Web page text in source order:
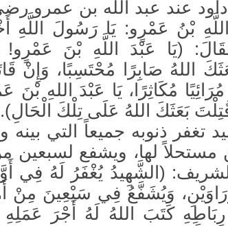
عند عبد الله بن عمرو
بْنُ عَمْرٍو: يَا رَسُولَ اللَّهِ
(يَا عَبْدَ اللَّهِ بْنَ عَمْرٍو!
اللهُ صَابِرًا مُحْتَسِبًا، وَإِنْ
مُرَائِيًا مُكَاثِرًا، يَا عَبْدَ اللهِ
بَعَثَكَ اللهُ عَلَى تِلْكَ الْحَالِ).
تغفر ذنوبه جميعاً التي
مستحلاً لها، ويشفع لسبعين
(الشَّهِيدُ يُغْفَرُ لَهُ فِي
وَيُشَفَّعُ فِي سَبْعِينَ مِنْ
كَتَبَ اللهُ لَهُ أَجْرَ عَمَلِهِ